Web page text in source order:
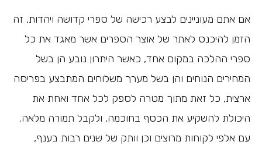
אם אתם מעוניינים לבצע רכישה של ספרי קדושה ויהדות, זה
הזמן להיכנס לאתר של אוצר הספרים אשר מאגד את כל
ספרי ההלכה במקום אחד, כאשר היתרון נובע הן בשל
המחירים הנוחים והן בשל מערך משלוחים המתבצע בפריסה
ארצית, כל זאת מתוך מטרה לספק לכל אחד ואחת את
היכולת להשקיע את הכסף בחוכמה, ולקבל תמורה מלאה.
עם אלפי לקוחות מרוצים וכן וותק של שנים רבות בענף,